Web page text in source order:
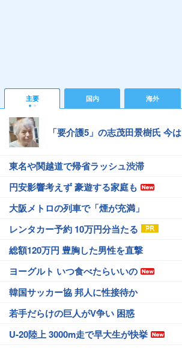
主要 国内 海外
「要介護5」の志茂田景樹氏 今は
東名や関越道で帰省ラッシュ渋滞
円安影響考えず 豪遊する家庭も
大阪メトロの列車で「煙が充満」
レンタカー予約 10万円分当たる
総額120万円 豊胸した男性を直撃
ヨーグルト いつ食べたらいいの
韓国サッカー協 邦人に性接待か
若手だらけの巨人がV争い 困惑
U-20陸上 3000m走で早大生が快挙